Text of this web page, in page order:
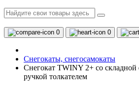
0 0
Снегокаты, снегосамокаты
Снегокат TWINY 2+ со складной
ручкой толкателем